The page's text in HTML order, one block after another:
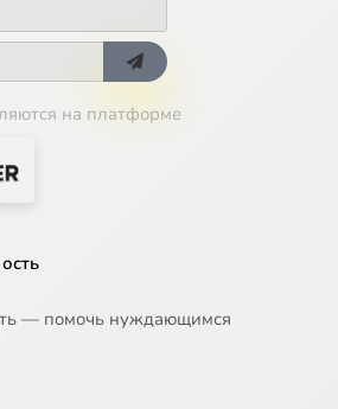
на платформе
— помочь нуждающимся